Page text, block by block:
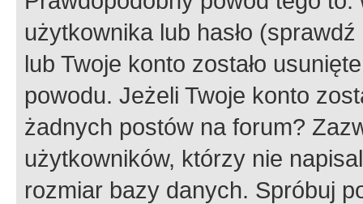
użytkownika lub hasło
lub Twoje konto zostało
powodu. Jeżeli Twoje konto
żadnych postów na forum?
użytkowników, którzy nie
rozmiar bazy danych. Spróbuj